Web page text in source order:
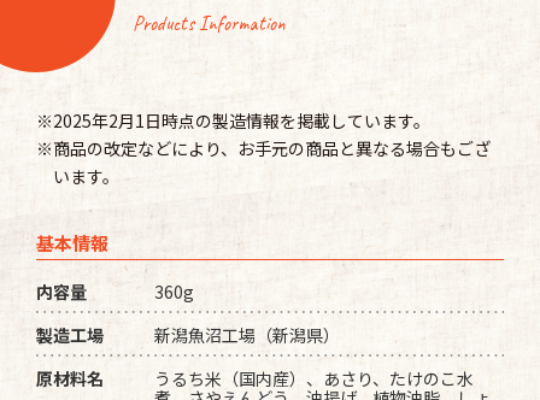
Products Information
※2025年2月1日時点の製造情報を掲載しています。
※商品の改定などにより、お手元の商品と異なる場合もござ
います。
基本情報
内容量
360g
製造工場
新潟魚沼工場（新潟県）
原材料名
うるち米（国内産）、あさり、たけのこ水